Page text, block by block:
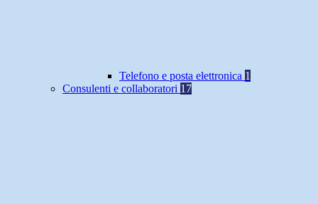
Telefono e posta elettronica 1
Consulenti e collaboratori 17